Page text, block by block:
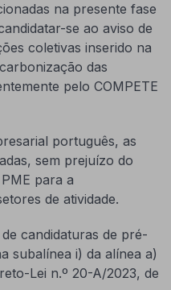
na presente fase
se ao aviso de
coletivas inserido na
das
pelo COMPETE
português, as
sem prejuízo do
para a
de atividade.
candidaturas de pré-
subalínea i) da alínea a)
Lei n.º 20-A/2023, de